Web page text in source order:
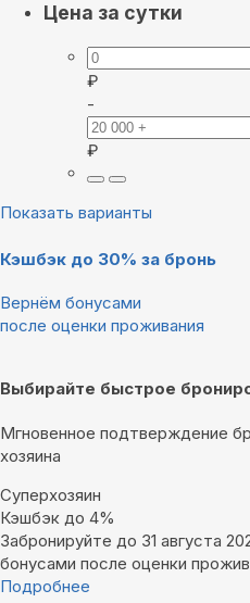
Цена за сутки
₽
-
₽
Показать варианты
Кэшбэк до 30% за бронь
Вернём бонусами
после оценки проживания
Выбирайте быстрое
Мгновенное подтверждение
хозяина
Суперхозяин
Кэшбэк до 4%
Забронируйте до 31 августа
бонусами после оценки
Подробнее